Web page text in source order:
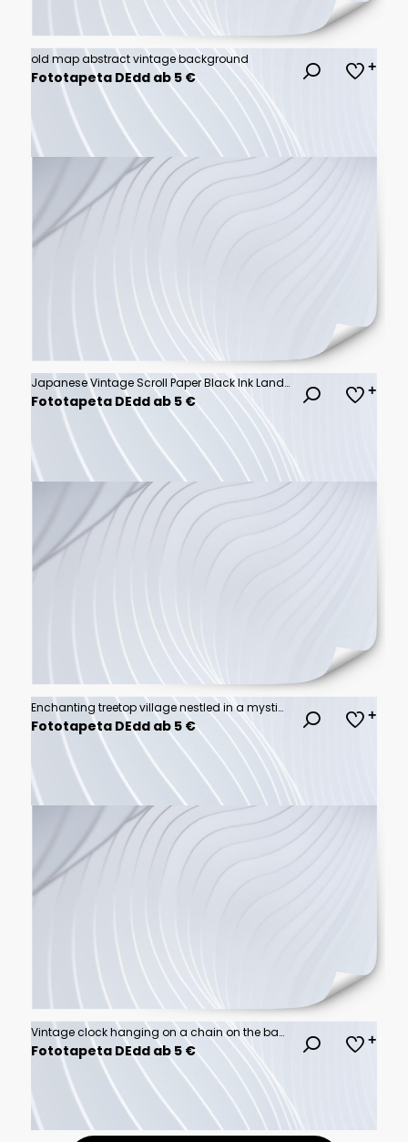
old map abstract vintage background
Fototapeta DEdd ab 5 €
Japanese Vintage Scroll Paper Black Ink Landscape Frame Background Invitation Graphic
Fototapeta DEdd ab 5 €
Enchanting treetop village nestled in a mystical forest
Fototapeta DEdd ab 5 €
Vintage clock hanging on a chain on the background of old books. Old watch as a symbol of passing time. Concept on the theme of history, nostalgia, old age. Retro style.
Fototapeta DEdd ab 5 €